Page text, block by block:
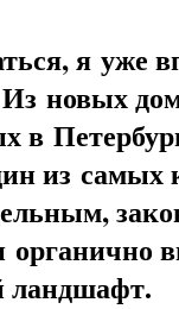
я уже
новых
в
из самых
органично
ландшафт.